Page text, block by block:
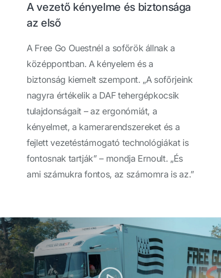
A vezető kényelme és biztonsága
az első
A Free Go Ouestnél a sofőrök állnak a
középpontban. A kényelem és a
biztonság kiemelt szempont. „A sofőrjeink
nagyra értékelik a DAF tehergépkocsik
tulajdonságait – az ergonómiát, a
kényelmet, a kamerarendszereket és a
fejlett vezetéstámogató technológiákat is
fontosnak tartják” – mondja Ernoult. „És
ami számukra fontos, az számomra is az.”